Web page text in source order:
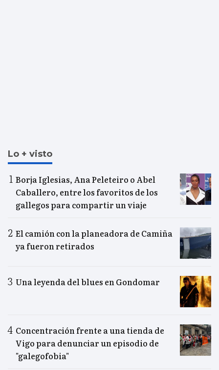
Lo + visto
Borja Iglesias, Ana Peleteiro o Abel
Caballero, entre los favoritos de los
gallegos para compartir un viaje
El camión con la planeadora de Camiña
ya fueron retirados
Una leyenda del blues en Gondomar
Concentración frente a una tienda de
Vigo para denunciar un episodio de
"galegofobia"